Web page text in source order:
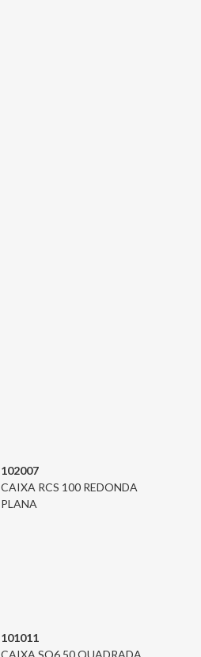
102007
CAIXA RCS 100 REDONDA
PLANA
101011
CAIXA SQ6 50 QUADRADA